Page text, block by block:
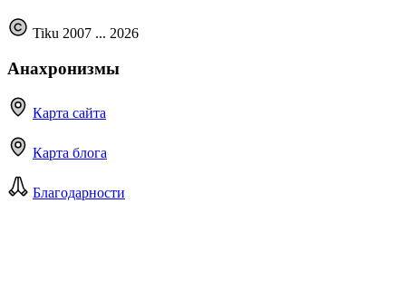
Tiku 2007 ... 2026
Анахронизмы
Карта сайта
Карта блога
Благодарности